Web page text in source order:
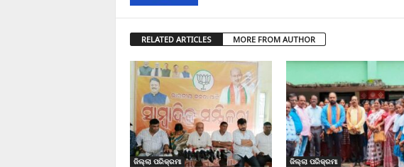
RELATED ARTICLES MORE FROM AUTHOR
ଜିଲ୍ଲା ପରିକ୍ରମା ଜିଲ୍ଲା ପରିକ୍ରମା